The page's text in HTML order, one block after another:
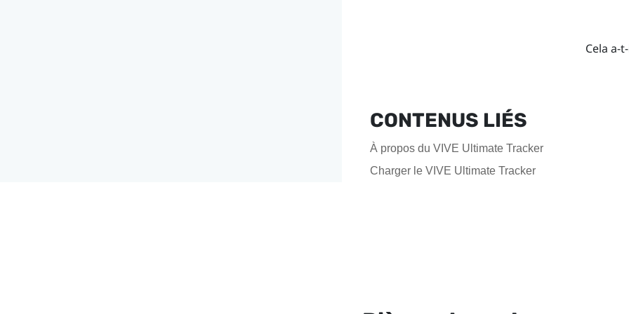
Cela a-
CONTENUS LIÉS
À propos du VIVE Ultimate Tracker
Charger le VIVE Ultimate Tracker